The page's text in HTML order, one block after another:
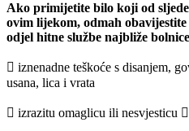
Ako primijetite bilo koji od
ovim lijekom, odmah
odjel hitne službe najbliže
 iznenadne teškoće s disanjem,
usana, lica i vrata
 izrazitu omaglicu ili nesvjesticu